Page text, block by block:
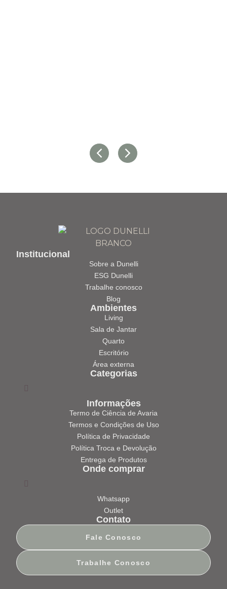
Institucional
Sobre a Dunelli
ESG Dunelli
Trabalhe conosco
Blog
Ambientes
Living
Sala de Jantar
Quarto
Escritório
Área externa
Categorias
Informações
Termo de Ciência de Avaria
Termos e Condições de Uso
Política de Privacidade
Política Troca e Devolução
Entrega de Produtos
Onde comprar
Whatsapp
Outlet
Contato
Fale Conosco
Trabalhe Conosco